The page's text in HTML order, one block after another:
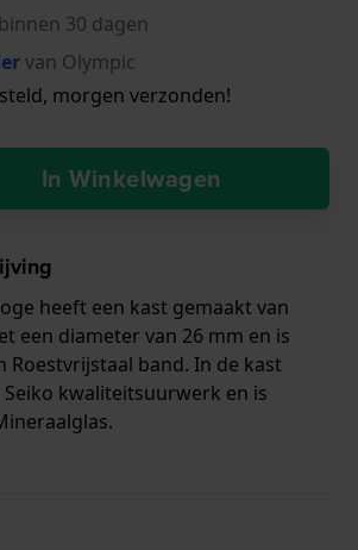
30 dagen
van Olympic
morgen verzonden!
In Winkelwagen
heeft een kast gemaakt van
een diameter van 26 mm en is
Roestvrijstaal band. In de kast
kwaliteitsuurwerk en is
garantie.